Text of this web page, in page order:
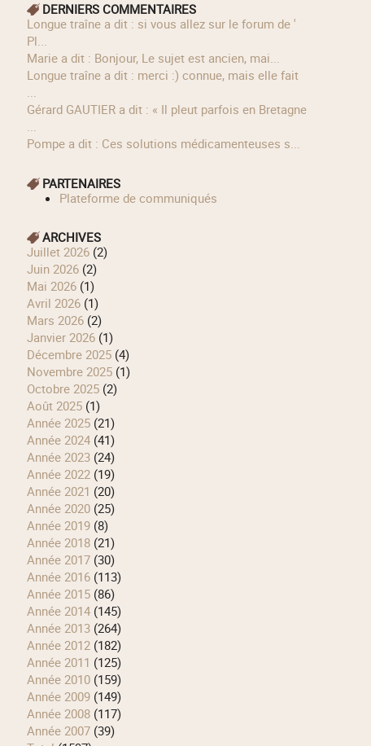
DERNIERS COMMENTAIRES
longue traîne a dit : si vous allez sur le forum de '
Pl...
Marie a dit : Bonjour, Le sujet est ancien, mai...
longue traîne a dit : merci :) connue, mais elle fait
...
Gérard GAUTIER a dit : « Il pleut parfois en Bretagne
...
Pompe a dit : Ces solutions médicamenteuses s...
PARTENAIRES
Plateforme de communiqués
ARCHIVES
juillet 2026(2)
juin 2026(2)
mai 2026(1)
avril 2026(1)
mars 2026(2)
janvier 2026(1)
décembre 2025(4)
novembre 2025(1)
octobre 2025(2)
août 2025(1)
année 2025(21)
année 2024(41)
année 2023(24)
année 2022(19)
année 2021 (20)
année 2020(25)
année 2019(8)
année 2018(21)
année 2017(30)
année 2016(113)
année 2015(86)
année 2014(145)
année 2013(264)
année 2012(182)
année 2011 (125)
année 2010(159)
année 2009(149)
année 2008(117)
année 2007(39)